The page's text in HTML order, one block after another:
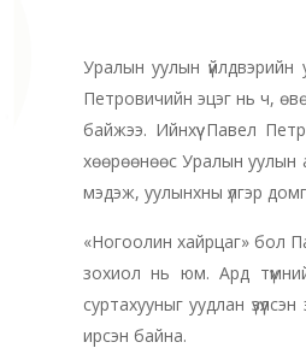
Уралын уулын
Петровичийн эцэг нь ч,
байжээ. Ийнхүү Павел
хөөрөөнөөс Уралын уулын
мэдэж, уулынхны үлгэр
«Ногоолин хайрцаг» бол
зохиол нь юм. Ард түмний
суртахууныг уудлан
ирсэн байна.